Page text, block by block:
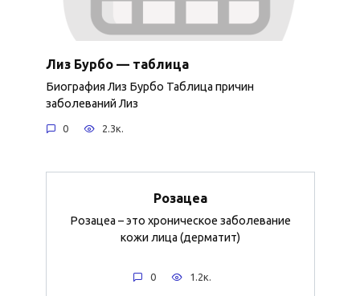
Лиз Бурбо — таблица
Биография Лиз Бурбо Таблица причин
заболеваний Лиз
0 2.3к.
Розацеа
Розацеа – это хроническое заболевание
кожи лица (дерматит)
0 1.2к.